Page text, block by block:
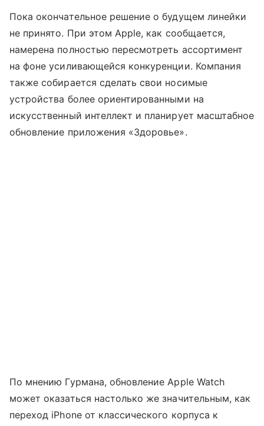
Пока окончательное решение о будущем линейки
не принято. При этом Apple, как сообщается,
намерена полностью пересмотреть ассортимент
на фоне усиливающейся конкуренции. Компания
также собирается сделать свои носимые
устройства более ориентированными на
искусственный интеллект и планирует масштабное
обновление приложения «Здоровье».
По мнению Гурмана, обновление Apple Watch
может оказаться настолько же значительным, как
переход iPhone от классического корпуса к